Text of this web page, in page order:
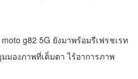
g82 5G ยังมาพร้อมรีเฟรชเรท
มองภาพที่เต็มตา ไร้อาการภาพ